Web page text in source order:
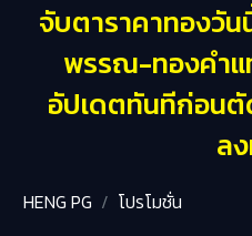
จับตาราคาทองวัน
พรรณ-ทองคำแ
อัปเดตทันทีก่อน
ล
HENG PG โปรโมชั่น